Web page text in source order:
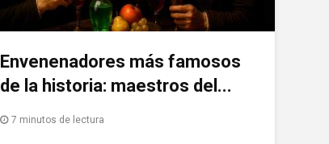
Envenenadores más famosos
de la historia: maestros del...
7 minutos de lectura